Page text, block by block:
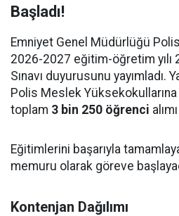
Başladı!
Emniyet Genel Müdürlüğü
2026-2027 eğitim-öğretim yılı
Sınavı duyurusunu yayımladı.
Polis Meslek
toplam 3 bin 250 öğrenci
Eğitimlerini başarıyla
memuru olarak göreve
Kontenjan Dağılımı